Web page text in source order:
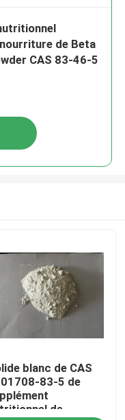
de Beta
CAS 83-46-5
blanc de CAS
83-5 de
de